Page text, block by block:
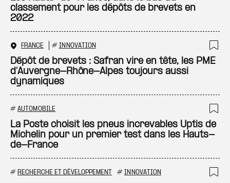
classement pour les dépôts de brevets en
2022
FRANCE # INNOVATION
Dépôt de brevets : Safran vire en tête, les PME
d’Auvergne-Rhône-Alpes toujours aussi
dynamiques
# AUTOMOBILE
La Poste choisit les pneus increvables Uptis de
Michelin pour un premier test dans les Hauts-
de-France
# RECHERCHE ET DÉVELOPPEMENT # INNOVATION